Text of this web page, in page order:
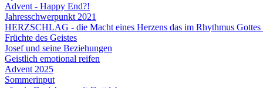
Advent - Happy End?!
Jahresschwerpunkt 2021
HERZSCHLAG - die Macht eines Herzens das im Rhythmus Gottes
Früchte des Geistes
Josef und seine Beziehungen
Geistlich emotional reifen
Advent 2025
Sommerinput